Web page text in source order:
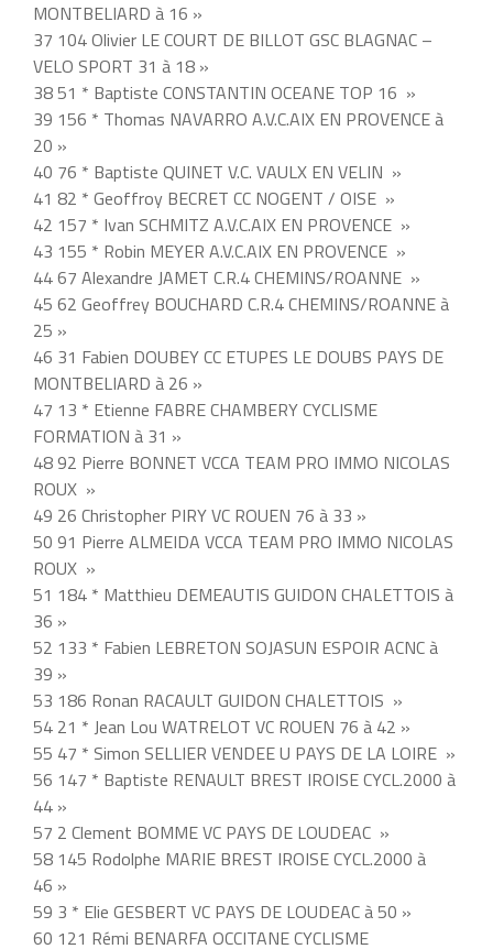
MONTBELIARD à 16 »
37 104 Olivier LE COURT DE BILLOT GSC BLAGNAC –
VELO SPORT 31 à 18 »
38 51 * Baptiste CONSTANTIN OCEANE TOP 16 »
39 156 * Thomas NAVARRO A.V.C.AIX EN PROVENCE à
20 »
40 76 * Baptiste QUINET V.C. VAULX EN VELIN »
41 82 * Geoffroy BECRET CC NOGENT / OISE »
42 157 * Ivan SCHMITZ A.V.C.AIX EN PROVENCE »
43 155 * Robin MEYER A.V.C.AIX EN PROVENCE »
44 67 Alexandre JAMET C.R.4 CHEMINS/ROANNE »
45 62 Geoffrey BOUCHARD C.R.4 CHEMINS/ROANNE à
25 »
46 31 Fabien DOUBEY CC ETUPES LE DOUBS PAYS DE
MONTBELIARD à 26 »
47 13 * Etienne FABRE CHAMBERY CYCLISME
FORMATION à 31 »
48 92 Pierre BONNET VCCA TEAM PRO IMMO NICOLAS
ROUX »
49 26 Christopher PIRY VC ROUEN 76 à 33 »
50 91 Pierre ALMEIDA VCCA TEAM PRO IMMO NICOLAS
ROUX »
51 184 * Matthieu DEMEAUTIS GUIDON CHALETTOIS à
36 »
52 133 * Fabien LEBRETON SOJASUN ESPOIR ACNC à
39 »
53 186 Ronan RACAULT GUIDON CHALETTOIS »
54 21 * Jean Lou WATRELOT VC ROUEN 76 à 42 »
55 47 * Simon SELLIER VENDEE U PAYS DE LA LOIRE »
56 147 * Baptiste RENAULT BREST IROISE CYCL.2000 à
44 »
57 2 Clement BOMME VC PAYS DE LOUDEAC »
58 145 Rodolphe MARIE BREST IROISE CYCL.2000 à
46 »
59 3 * Elie GESBERT VC PAYS DE LOUDEAC à 50 »
60 121 Rémi BENARFA OCCITANE CYCLISME